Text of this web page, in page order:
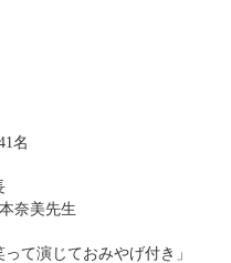
名
奈美先生
て演じておみやげ付き」